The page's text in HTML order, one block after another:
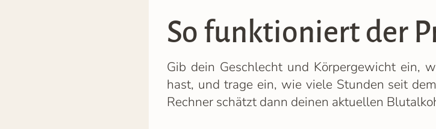
So funktioniert der
Gib dein Geschlecht und Körpergewicht ein,
hast, und trage ein, wie viele Stunden seit
Rechner schätzt dann deinen aktuellen